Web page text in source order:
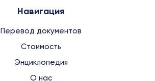
Навигация
Перевод документов
Стоимость
Энциклопедия
О нас